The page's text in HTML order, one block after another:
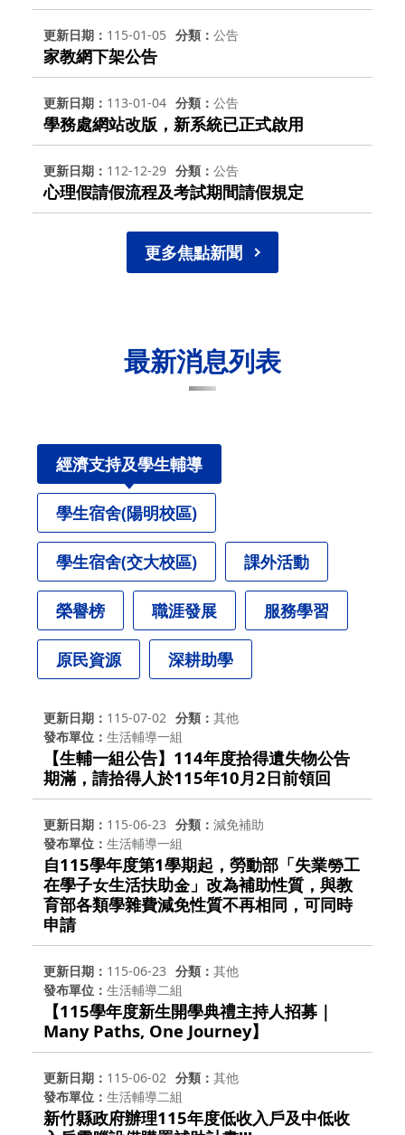
更新日期 115-01-05 分類 公告
家教網下架公告
更新日期 113-01-04 分類 公告
學務處網站改版，新系統已正式啟用
更新日期 112-12-29 分類 公告
心理假請假流程及考試期間請假規定
更多焦點新聞
最新消息列表
經濟支持及學生輔導
學生宿舍(陽明校區)
學生宿舍(交大校區) 課外活動
榮譽榜 職涯發展 服務學習
原民資源 深耕助學
更新日期 115-07-02 分類
其他
發布單位
生活輔導一組
【生輔一組公告】114年度拾得遺失物公告
期滿，請拾得人於115年10月2日前領回
更新日期 115-06-23 分類
減免補助
發布單位
生活輔導一組
自115學年度第1學期起，勞動部「失業勞工
在學子女生活扶助金」改為補助性質，與教
育部各類學雜費減免性質不再相同，可同時
申請
更新日期 115-06-23 分類
其他
發布單位
生活輔導二組
【115學年度新生開學典禮主持人招募｜
Many Paths, One Journey】
更新日期 115-06-02 分類
其他
發布單位
生活輔導二組
新竹縣政府辦理115年度低收入戶及中低收